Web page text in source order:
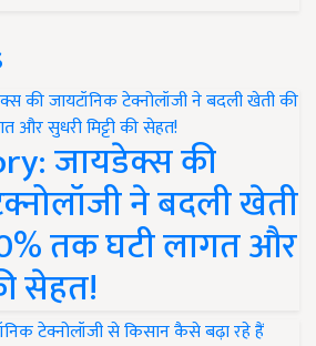
जायडेक्स की
ने बदली खेती
तक घटी लागत और
सेहत!